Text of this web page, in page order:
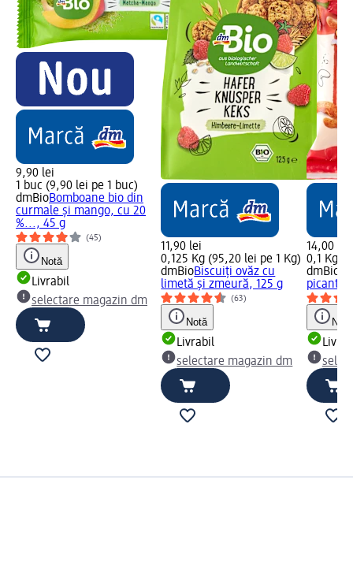
9,90 lei
1 buc (9,90 lei pe 1 buc)
dmBioBomboane bio din
curmale și mango, cu 20
%..., 45 g
(45)
Notă
Livrabil
selectare magazin dm
11,90 lei
0,125 Kg (95,20 lei pe 1 Kg)
dmBioBiscuiți ovăz cu
limetă și zmeură, 125 g
(63)
Notă
Livrabil
selectare magazin dm
14,00 lei
0,1 Kg
dmBio
picant,
Notă